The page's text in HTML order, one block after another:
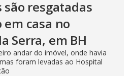
são resgatadas
casa no
Serra, em BH
andar do imóvel, onde havia
foram levadas ao Hospital